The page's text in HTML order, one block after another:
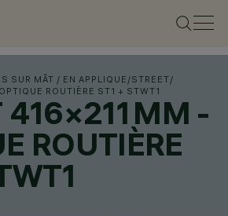
SUR MÂT / EN APPLIQUE /STREET/
ROUTIÈRE ST1 + STWT1
416×211 MM -
ROUTIÈRE